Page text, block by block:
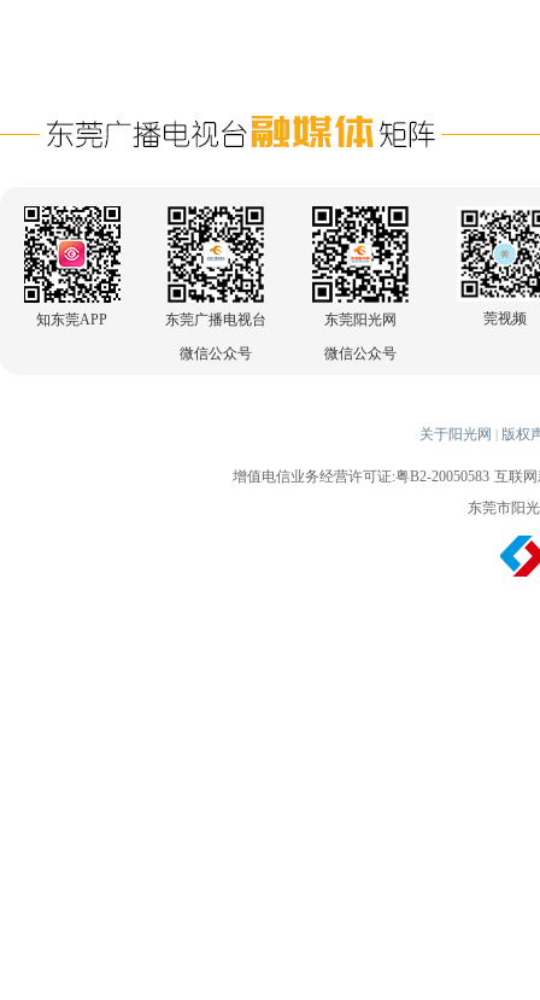
知东莞APP
东莞广播电视台
微信公众号
东莞阳光网
微信公众号
莞视频
关于阳光网 | 版权
增值电信业务经营许可证:粤B2-20050583 互联网
东莞市阳